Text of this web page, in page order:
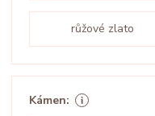
růžové zlato
Kámen: